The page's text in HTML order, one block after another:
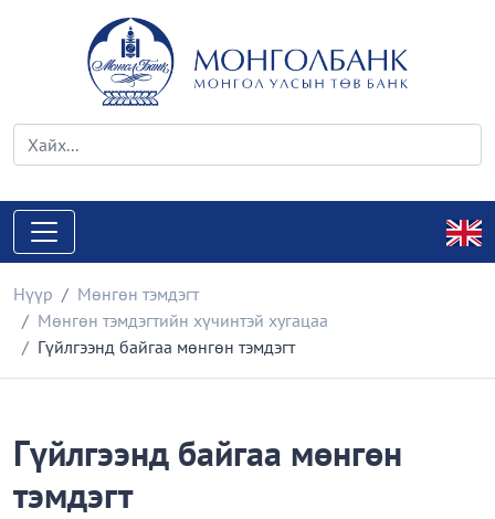
Нүүр
Мөнгөн тэмдэгт
Мөнгөн тэмдэгтийн хүчинтэй хугацаа
Гүйлгээнд байгаа мөнгөн тэмдэгт
Гүйлгээнд байгаа мөнгөн
тэмдэгт